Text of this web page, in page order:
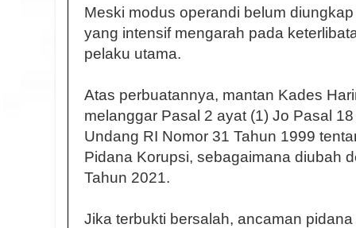
Meski modus operandi belum
yang intensif mengarah pada
pelaku utama.
Atas perbuatannya, mantan Kades
melanggar Pasal 2 ayat (1) Jo Pasal
Undang RI Nomor 31 Tahun 1999
Pidana Korupsi, sebagaimana diubah
Tahun 2021.
Jika terbukti bersalah, ancaman